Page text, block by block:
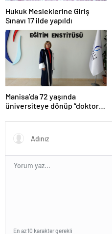
Hukuk Mesleklerine Giriş
Sınavı 17 ilde yapıldı
Manisa’da 72 yaşında
üniversiteye dönüp “doktor”
En az 10 karakter gerekli